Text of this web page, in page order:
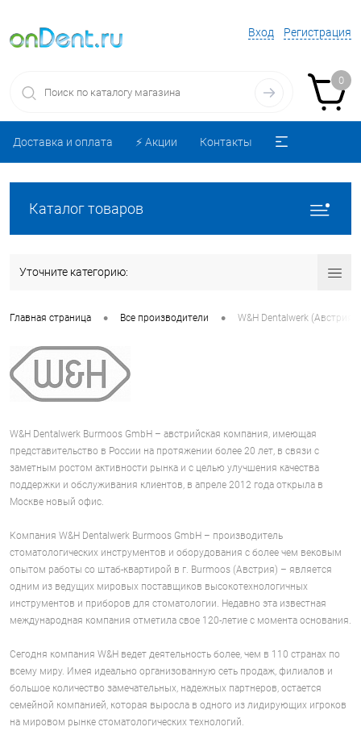
Вход Регистрация
0
Доставка и оплата ⚡️ Акции Контакты
Каталог товаров
Уточните категорию:
Главная страница • Все производители • W&H Dentalwerk
W&H Dentalwerk Burmoos GmbH – австрийская компания, имеющая
представительство в России на протяжении более 20 лет, в связи с
заметным ростом активности рынка и с целью улучшения качества
поддержки и обслуживания клиентов, в апреле 2012 года открыла в
Москве новый офис.
Компания W&H Dentalwerk Burmoos GmbH – производитель
стоматологических инструментов и оборудования с более чем вековым
опытом работы со штаб-квартирой в г. Burmoos (Австрия) – является
одним из ведущих мировых поставщиков высокотехнологичных
инструментов и приборов для стоматологии. Недавно эта известная
международная компания отметила свое 120-летие с момента основания.
Сегодня компания W&H ведет деятельность более, чем в 110 странах по
всему миру. Имея идеально организованную сеть продаж, филиалов и
большое количество замечательных, надежных партнеров, остается
семейной компанией, которая выросла в одного из лидирующих игроков
на мировом рынке стоматологических технологий.